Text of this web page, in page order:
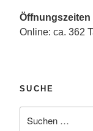
Öffnungszeiten
Online: ca. 362
SUCHE
nach: